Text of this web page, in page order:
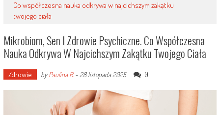
Co współczesna nauka odkrywa w najcichszym zakątku
twojego ciała
Mikrobiom, Sen I Zdrowie Psychiczne. Co Współczesna
Nauka Odkrywa W Najcichszym Zakątku Twojego Ciała
Zdrowie byPaulina R.- 28 listopada 2025 0